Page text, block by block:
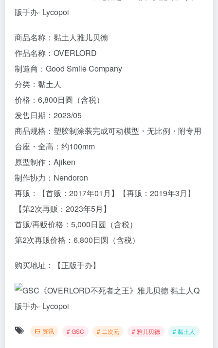
商品名称：黏土人雅儿贝德
作品名称：OVERLORD
制造商：Good Smile Company
分类：黏土人
价格：6,800日圆（含税）
发售日期：2023/05
商品规格：塑胶制涂装完成可动模型・无比例・附专用
台座・全高：约100mm
原型制作：Ajiken
制作协力：Nendoron
再贩：【首贩：2017年01月】【再贩：2019年3月】
【第2次再贩：2023年5月】
首贩/再贩价格：5,000日圆（含税）
第2次再贩价格：6,800日圆（含税）
购买地址：【正版手办】
资讯 # GSC # 二次元 # 雅儿贝德 # 黏土人